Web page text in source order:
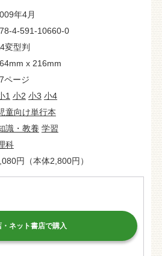
年4月
4-591-10660-0
変型判
x 216mm
ページ
1 小2 小3 小4
童向け単行本
識・教養 学習
科
円（本体2,800円）
・ネット書店で購入